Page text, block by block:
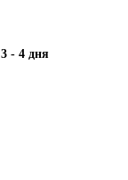
3 - 4 дня